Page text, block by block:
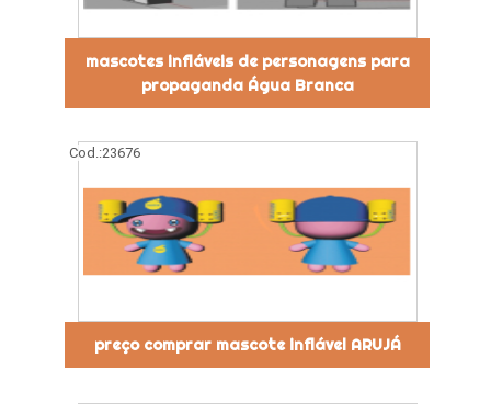
mascotes infláveis de personagens para
propaganda Água Branca
Cod.:23676
preço comprar mascote inflável ARUJÁ